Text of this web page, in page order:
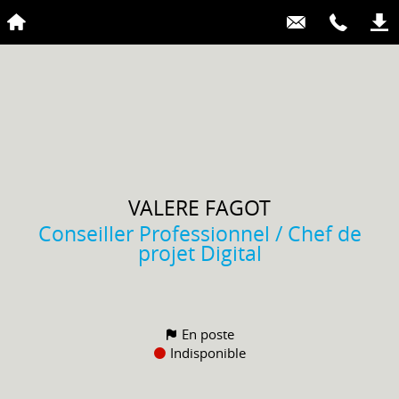
VALERE FAGOT
Conseiller Professionnel / Chef de
projet Digital
En poste
Indisponible